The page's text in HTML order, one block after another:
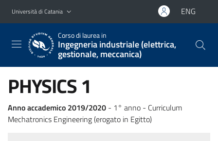
Vai al contenuto principale
Vai al menu di navigazione
Università di Catania ENG
Corso di laurea in
Ingegneria industriale (elettrica,
gestionale, meccanica)
PHYSICS 1
Anno accademico 2019/2020 - 1° anno - Curriculum
Mechatronics Engineering (erogato in Egitto)